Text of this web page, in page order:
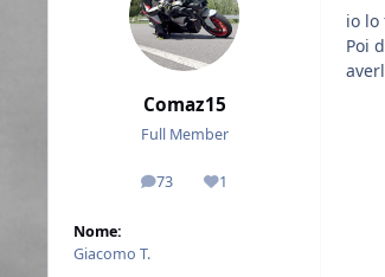
Comaz15
Full Member
73
messaggi1
Reputazione
Nome:
Giacomo T.
io lo
Poi